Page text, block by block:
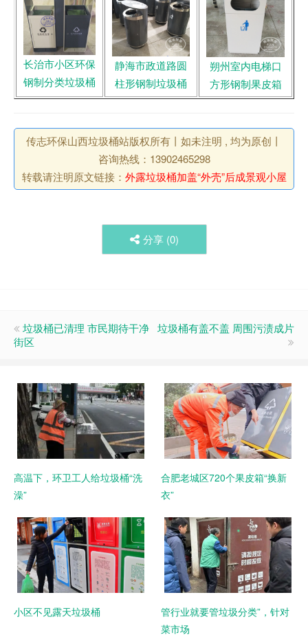
长治市小区环保
钢制分类垃圾桶
静海市政道路圆
柱形钢制垃圾桶
朔州室内电梯口
方形钢制果皮箱
传志环保山西垃圾桶站版权所有丨如未注明 , 均为原创丨
咨询热线：13902465298
转载请注明原文链接： 外露垃圾桶加盖“外壳”后成景观小屋
分享 (0)
垃圾桶已清理 市民期待干净
街区
垃圾桶有盖不盖 周围污渍成片
高温下，环卫工人给垃圾桶“洗
澡”
合肥老城区720个果皮箱“换新
衣”
小区不见露天垃圾桶
管行业就要管垃圾分类”，针对
菜市场